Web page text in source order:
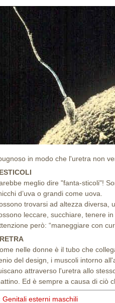
in modo che l'uretra non
meglio dire "fanta-sticoli"!
d’uva o grandi come uova.
trovarsi ad altezza diversa,
leccare, succhiare, tenere
però: “maneggiare con
nelle donne è il tubo che
del design, i muscoli intorno
attraverso l'uretra allo
Ed è sempre a causa di ciò
Genitali esterni maschili